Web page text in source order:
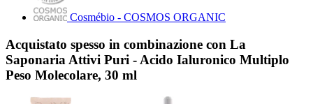
Cosmébio - COSMOS ORGANIC
Acquistato spesso in combinazione con La
Saponaria Attivi Puri - Acido Ialuronico Multiplo
Peso Molecolare, 30 ml